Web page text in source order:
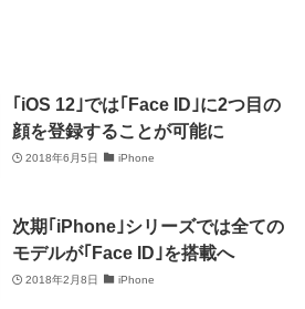
｢iOS 12｣では｢Face ID｣に2つ目の
顔を登録することが可能に
2018年6月5日 iPhone
次期｢iPhone｣シリーズでは全ての
モデルが｢Face ID｣を搭載へ
2018年2月8日 iPhone